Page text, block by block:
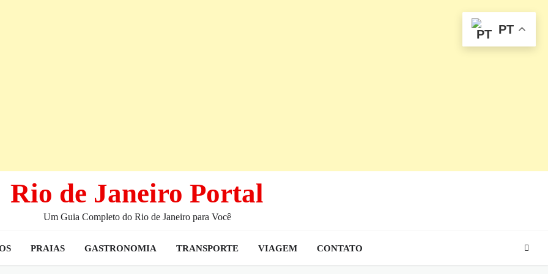
Rio de Janeiro Portal
Um Guia Completo do Rio de Janeiro para Você
PRAIAS GASTRONOMIA TRANSPORTE VIAGEM CONTATO
PT